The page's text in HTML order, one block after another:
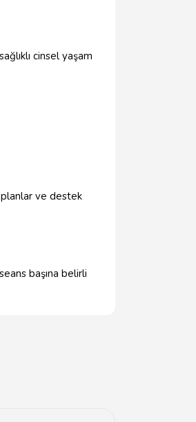
cinsel yaşam
planlar ve destek
başına belirli